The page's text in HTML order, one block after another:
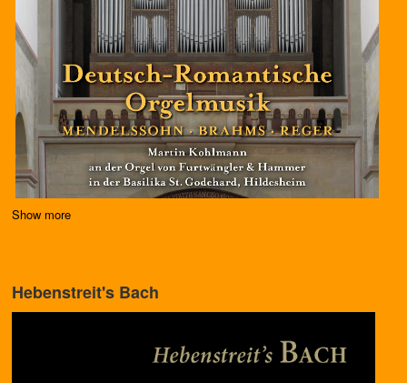
Show more
Hebenstreit's Bach